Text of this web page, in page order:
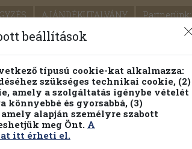
AJÁNDÉKUTALVÁNY
SEGÍTSÉG
FENNTARTHATÓ
kereső Témaköri fa
beállítások
típusú cookie-kat alkalmazza:
szükséges technikai cookie, (2)
amely a szolgáltatás igénybe vételét
könnyebbé és gyorsabbá, (3)
alapján személyre szabott
meg Önt. A
itt érheti el.